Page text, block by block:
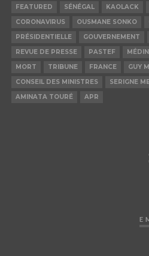
FEATURED SÉNÉGAL KAOLACK
CORONAVIRUS
OUSMANE SONKO
PRÉSIDENTIELLE
GOUVERNEMENT
REVUE DE PRESSE
PASTEF
MORT
TRIBUNE FRANCE
GUY
CONSEIL DES MINISTRES
SERIGNE
AMINATA TOURÉ
APR